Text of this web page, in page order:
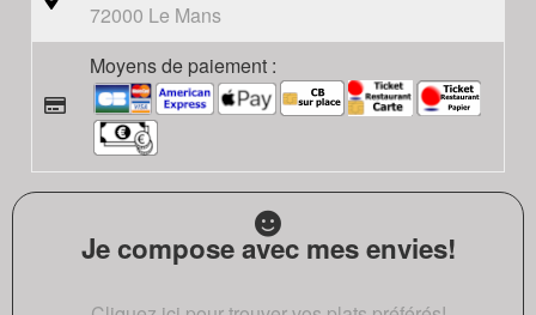
72000 Le Mans
Moyens de paiement :
Je compose avec mes envies!